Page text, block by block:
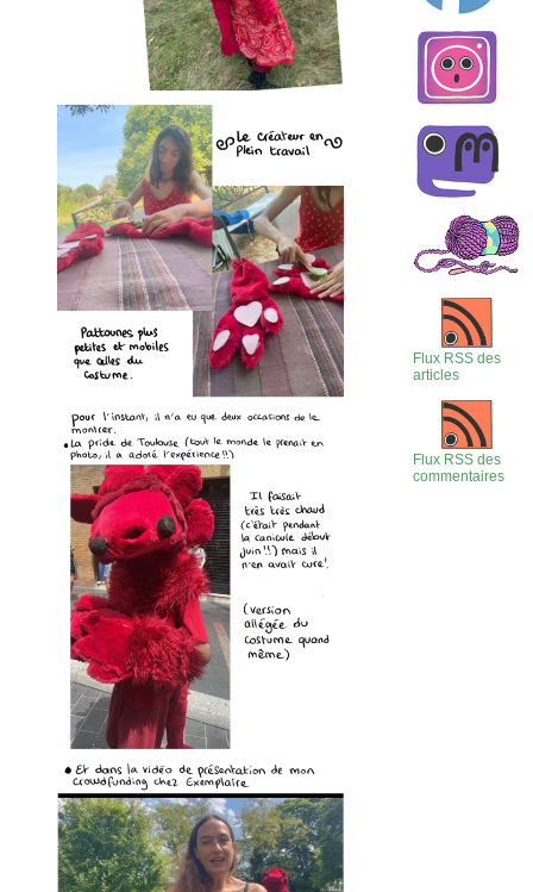
Flux RSS des
articles
Flux RSS des
commentaires